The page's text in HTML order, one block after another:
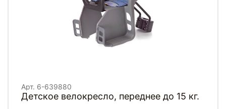
Арт. 6-639880
Детское велокресло, переднее до 15 кг.